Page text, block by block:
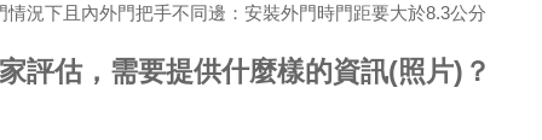
情況下且內外門把手不同邊：安裝外門時門距要大於8.3公分
評估，需要提供什麼樣的資訊(照片)？